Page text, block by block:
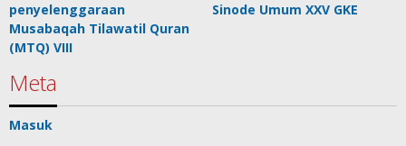
penyelenggaraan
Musabaqah Tilawatil Quran
(MTQ) VIII
Sinode Umum XXV GKE
Meta
Masuk